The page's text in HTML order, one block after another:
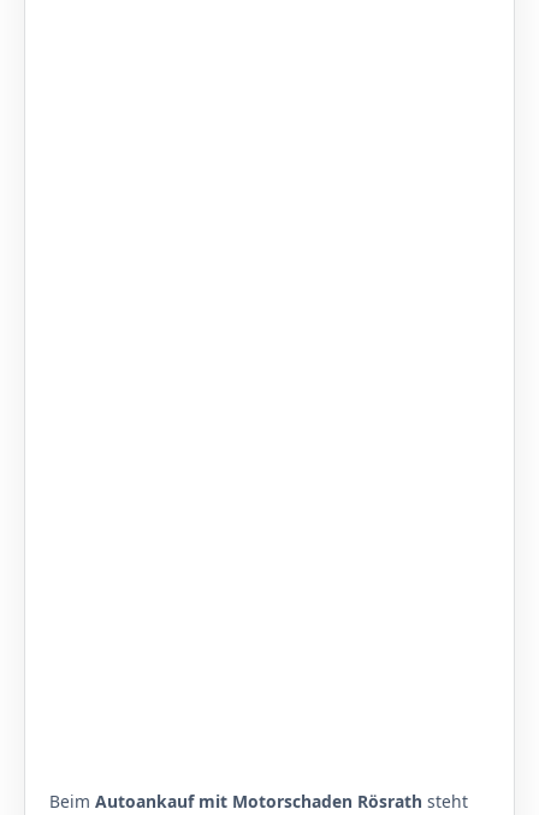
Beim Autoankauf mit Motorschaden Rösrath steht